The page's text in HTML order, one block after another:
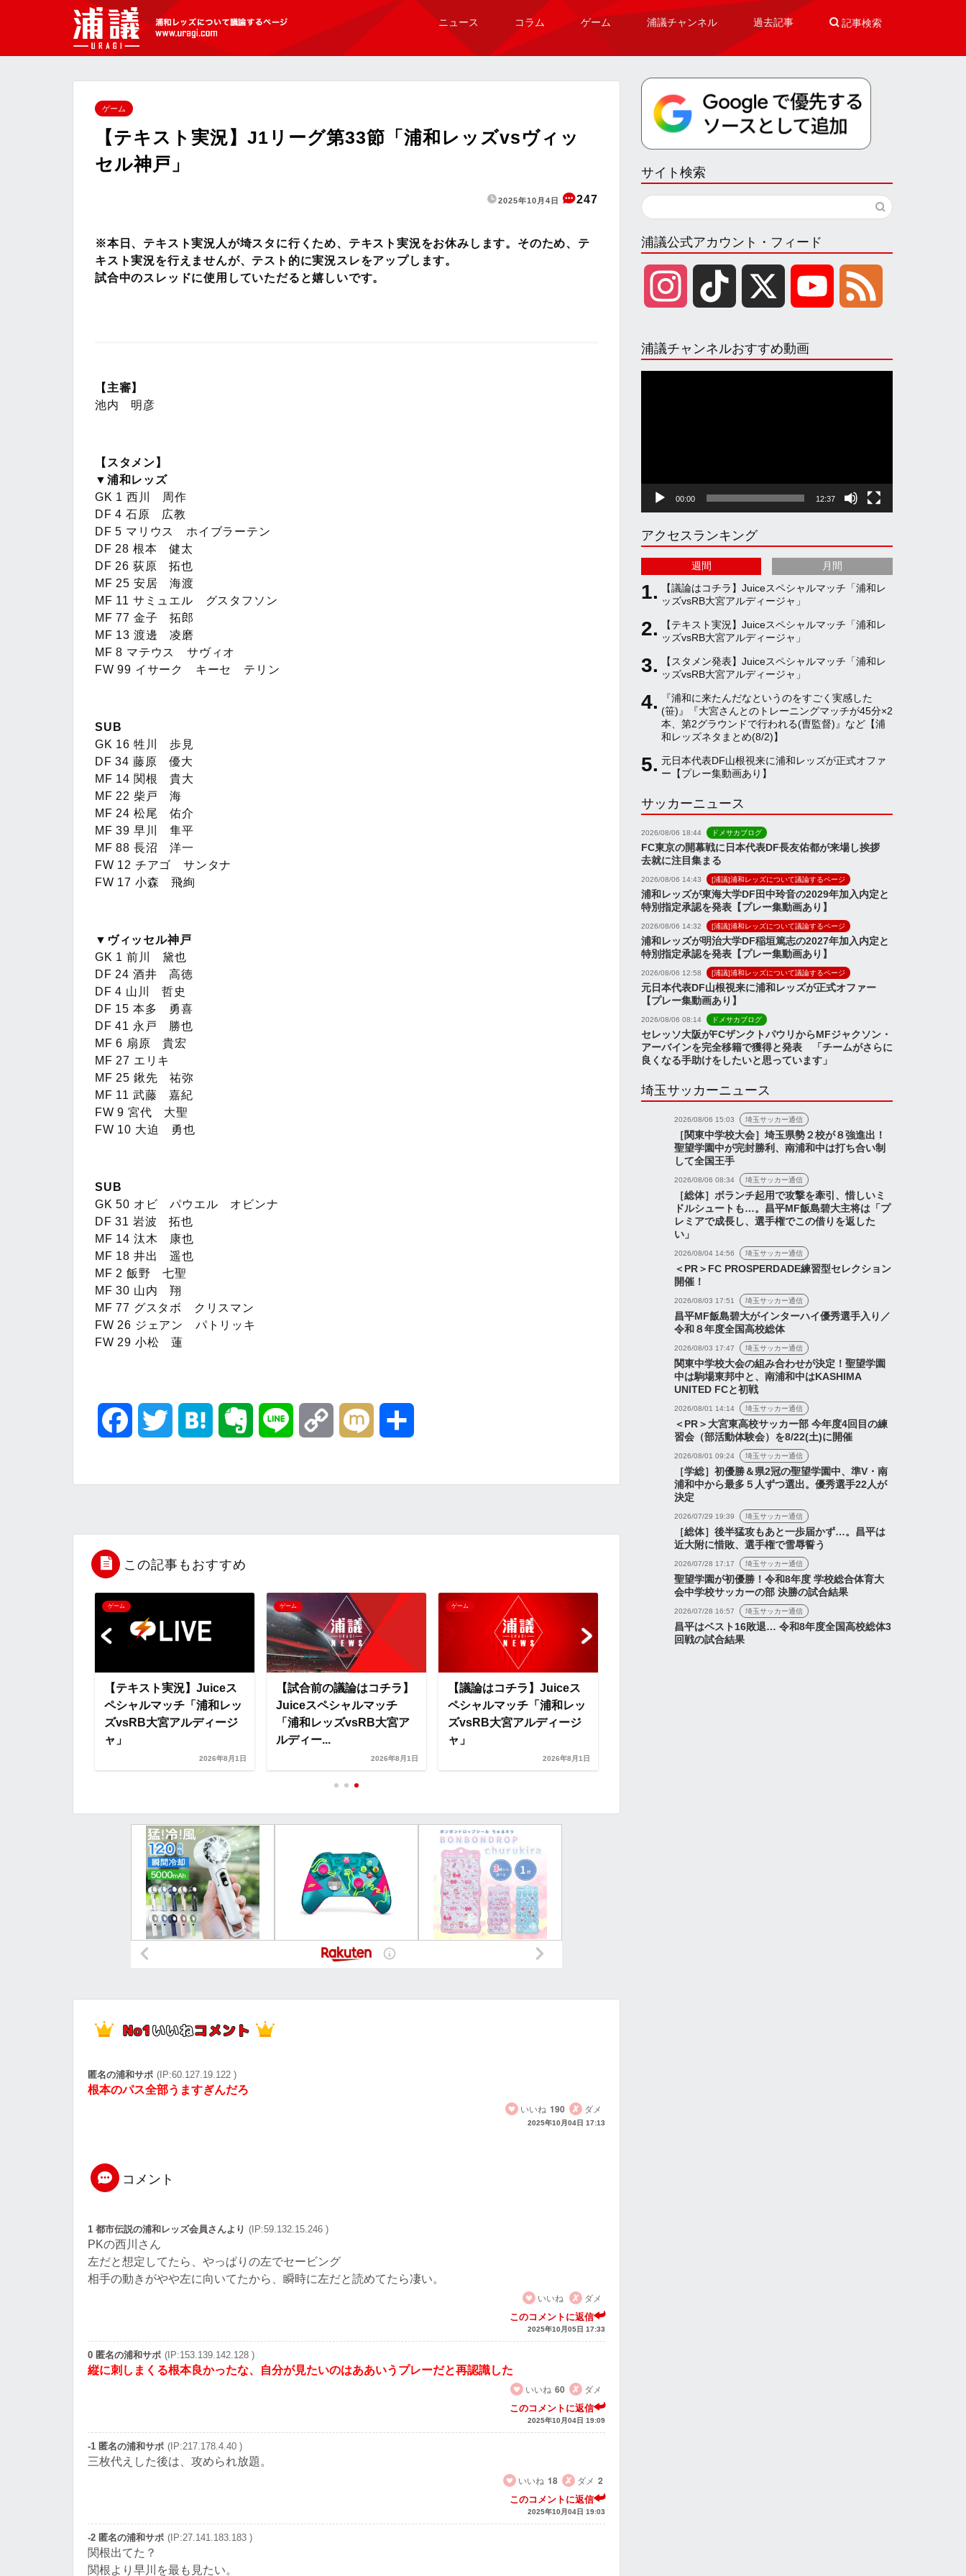
[浦議]浦和レッズについて議論するペ
ニュース コラム ゲーム 浦議チャンネル 過去記事  記事検索
ゲーム
【テキスト実況】J1リーグ第33節「浦和レッズvsヴィッ
セル神戸」
2025年10月4日 247
※本日、テキスト実況人が埼スタに行くため、テキスト実況をお休みします。そのため、テ
キスト実況を行えませんが、テスト的に実況スレをアップします。
試合中のスレッドに使用していただると嬉しいです。
【主審】
池内 明彦
【スタメン】
▼浦和レッズ
GK 1 西川 周作
DF 4 石原 広教
DF 5 マリウス ホイブラーテン
DF 28 根本 健太
DF 26 荻原 拓也
MF 25 安居 海渡
MF 11 サミュエル グスタフソン
MF 77 金子 拓郎
MF 13 渡邊 凌磨
MF 8 マテウス サヴィオ
FW 99 イサーク キーセ テリン
SUB
GK 16 牲川 歩見
DF 34 藤原 優大
MF 14 関根 貴大
MF 22 柴戸 海
MF 24 松尾 佑介
MF 39 早川 隼平
MF 88 長沼 洋一
FW 12 チアゴ サンタナ
FW 17 小森 飛絢
▼ヴィッセル神戸
GK 1 前川 黛也
DF 24 酒井 高徳
DF 4 山川 哲史
DF 15 本多 勇喜
DF 41 永戸 勝也
MF 6 扇原 貴宏
MF 27 エリキ
MF 25 鍬先 祐弥
MF 11 武藤 嘉紀
FW 9 宮代 大聖
FW 10 大迫 勇也
SUB
GK 50 オビ パウエル オビンナ
DF 31 岩波 拓也
MF 14 汰木 康也
MF 18 井出 遥也
MF 2 飯野 七聖
MF 30 山内 翔
MF 77 グスタボ クリスマン
FW 26 ジェアン パトリッキ
FW 29 小松 蓮
b
o
o
t
e
n
a o i
n
k
この記事もおすすめ
ゲーム
【テキスト実況】Juiceス
ペシャルマッチ「浦和レッ
ズvsRB大宮アルディージ
ャ」
2026年8月1日
ゲーム
【試合前の議論はコチラ】
Juiceスペシャルマッチ
「浦和レッズvsRB大宮ア
ルディー...
2026年8月1日
ゲーム
【議論はコチラ】Juiceス
ペシャルマッチ「浦和レッ
ズvsRB大宮アルディージ
ャ」
2026年8月1日
ゲーム
匿名の浦和サポ (IP:60.127.19.122 )
根本のパス全部うますぎんだろ
いいね 190 ダメ
2025年10月04日 17:13
コメント
1 都市伝説の浦和レッズ会員さんより (IP:59.132.15.246 )
PKの西川さん
左だと想定してたら、やっぱりの左でセービング
相手の動きがやや左に向いてたから、瞬時に左だと読めてたら凄い。
いいね
ダメ
このコメントに返信
2025年10月05日 17:33
0 匿名の浦和サポ (IP:153.139.142.128 )
縦に刺しまくる根本良かったな、自分が見たいのはああいうプレーだと再認識した
いいね 60 ダメ
このコメントに返信
2025年10月04日 19:09
-1 匿名の浦和サポ (IP:217.178.4.40 )
三枚代えした後は、攻められ放題。
いいね 18 ダメ 2
このコメントに返信
2025年10月04日 19:03
-2 匿名の浦和サポ (IP:27.141.183.183 )
関根出てた？
関根より早川を最も見たい。
サイト検索
浦議公式アカウント・フィード
s
g
r
a
m
k
k
u
b
e
C
h
n
n
l
e
浦議チャンネルおすすめ動画
00:00 12:37
アクセスランキング
週間 月間
【議論はコチラ】Juiceスペシャルマッチ「浦和レ
ッズvsRB大宮アルディージャ」
【テキスト実況】Juiceスペシャルマッチ「浦和レ
ッズvsRB大宮アルディージャ」
【スタメン発表】Juiceスペシャルマッチ「浦和レ
ッズvsRB大宮アルディージャ」
『浦和に来たんだなというのをすごく実感した
(笹)』『大宮さんとのトレーニングマッチが45分×2
本、第2グラウンドで行われる(曺監督)』など【浦
和レッズネタまとめ(8/2)】
元日本代表DF山根視来に浦和レッズが正式オファ
ー【プレー集動画あり】
サッカーニュース
2026/08/06 18:44 ドメサカブログ
FC東京の開幕戦に日本代表DF長友佑都が来場し挨拶
去就に注目集まる
2026/08/06 14:43 [浦議]浦和レッズについて議論するページ
浦和レッズが東海大学DF田中玲音の2029年加入内定と
特別指定承認を発表【プレー集動画あり】
2026/08/06 14:32 [浦議]浦和レッズについて議論するページ
浦和レッズが明治大学DF稲垣篤志の2027年加入内定と
特別指定承認を発表【プレー集動画あり】
2026/08/06 12:58 [浦議]浦和レッズについて議論するページ
元日本代表DF山根視来に浦和レッズが正式オファー
【プレー集動画あり】
2026/08/06 08:14 ドメサカブログ
セレッソ大阪がFCザンクトパウリからMFジャクソン・
アーバインを完全移籍で獲得と発表 「チームがさらに
良くなる手助けをしたいと思っています」
埼玉サッカーニュース
2026/08/06 15:03 埼玉サッカー通信
［関東中学校大会］埼玉県勢２校が８強進出！
聖望学園中が完封勝利、南浦和中は打ち合い制
して全国王手
2026/08/06 08:34 埼玉サッカー通信
［総体］ボランチ起用で攻撃を牽引、惜しいミ
ドルシュートも…。昌平MF飯島碧大主将は「プ
レミアで成長し、選手権でこの借りを返した
い」
2026/08/04 14:56 埼玉サッカー通信
＜PR＞FC PROSPERDADE練習型セレクション
開催！
2026/08/03 17:51 埼玉サッカー通信
昌平MF飯島碧大がインターハイ優秀選手入り／
令和８年度全国高校総体
2026/08/03 17:47 埼玉サッカー通信
関東中学校大会の組み合わせが決定！聖望学園
中は駒場東邦中と、南浦和中はKASHIMA
UNITED FCと初戦
2026/08/01 14:14 埼玉サッカー通信
＜PR＞大宮東高校サッカー部 今年度4回目の練
習会（部活動体験会）を8/22(土)に開催
2026/08/01 09:24 埼玉サッカー通信
［学総］初優勝＆県2冠の聖望学園中、準V・南
浦和中から最多５人ずつ選出。優秀選手22人が
決定
2026/07/29 19:39 埼玉サッカー通信
［総体］後半猛攻もあと一歩届かず…。昌平は
近大附に惜敗、選手権で雪辱誓う
2026/07/28 17:17 埼玉サッカー通信
聖望学園が初優勝！令和8年度 学校総合体育大
会中学校サッカーの部 決勝の試合結果
2026/07/28 16:57 埼玉サッカー通信
昌平はベスト16敗退… 令和8年度全国高校総体3
回戦の試合結果